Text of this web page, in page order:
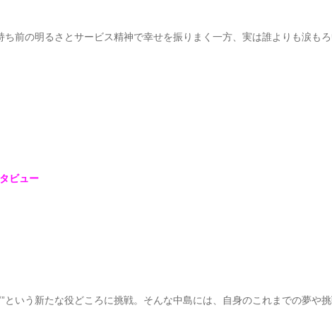
前の明るさとサービス精神で幸せを振りまく一方、実は誰よりも涙も
ビュー
という新たな役どころに挑戦。そんな中島には、自身のこれまでの夢や